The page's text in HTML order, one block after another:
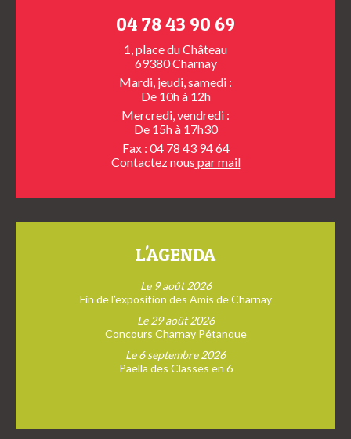
04 78 43 90 69
1, place du Château
69380 Charnay
Mardi, jeudi, samedi :
De 10h à 12h
Mercredi, vendredi :
De 15h à 17h30
Fax : 04 78 43 94 64
Contactez nous par mail
L'AGENDA
Le 9 août 2026
Fin de l’exposition des Amis de Charnay
Le 29 août 2026
Concours Charnay Pétanque
Le 6 septembre 2026
Paella des Classes en 6